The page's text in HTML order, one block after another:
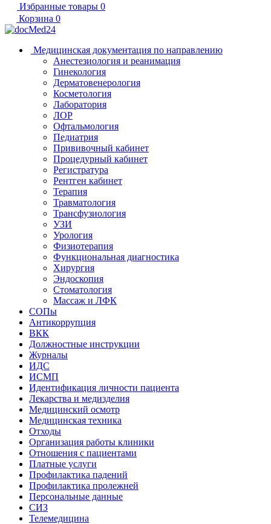
Избранные товары 0
Корзина 0
Медицинская документация по направлению
Анестезиология и реанимация
Гинекология
Дерматовенерология
Косметология
Лаборатория
ЛОР
Офтальмология
Педиатрия
Прививочный кабинет
Процедурный кабинет
Регистратура
Рентген кабинет
Терапия
Травматология
Трансфузиология
УЗИ
Урология
Физиотерапия
Функциональная диагностика
Хирургия
Эндоскопия
Стоматология
Массаж и ЛФК
СОПы
Антикоррупция
ВКК
Должностные инструкции
Журналы
ИДС
ИСМП
Идентификация личности пациента
Лекарства и медизделия
Медицинский осмотр
Медицинская техника
Отходы
Организация работы клиники
Отношения с пациентами
Платные услуги
Профилактика падений
Профилактика пролежней
Персональные данные
СИЗ
Телемедицина